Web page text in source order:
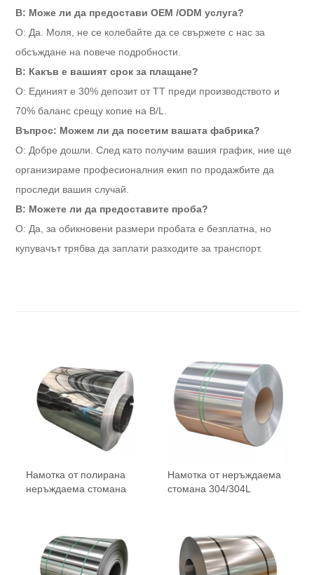
В: Може ли да предостави OEM /ODM услуга?
О: Да. Моля, не се колебайте да се свържете с нас за
обсъждане на повече подробности.
В: Какъв е вашият срок за плащане?
О: Единият е 30% депозит от TT преди производството и
70% баланс срещу копие на B/L.
Въпрос: Можем ли да посетим вашата фабрика?
О: Добре дошли. След като получим вашия график, ние ще
организираме професионалния екип по продажбите да
проследи вашия случай.
В: Можете ли да предоставите проба?
О: Да, за обикновени размери пробата е безплатна, но
купувачът трябва да заплати разходите за транспорт.
Намотка от полирана
неръждаема стомана
Намотка от неръждаема
стомана 304/304L